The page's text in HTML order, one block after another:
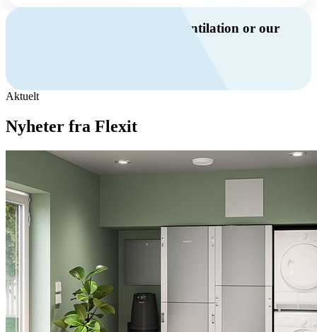
Do you have questions about ventilation or our
Contact us
Aktuelt
Nyheter fra Flexit